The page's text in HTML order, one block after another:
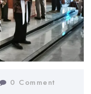
0 Comment